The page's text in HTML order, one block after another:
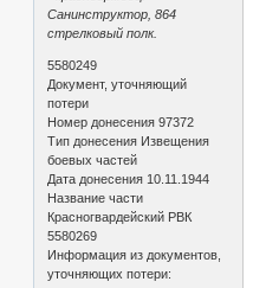
Санинструктор, 864
стрелковый полк.
5580249
Документ, уточняющий
потери
Номер донесения 97372
Тип донесения Извещения
боевых частей
Дата донесения 10.11.1944
Название части
Красногвардейский РВК
5580269
Информация из документов,
уточняющих потери: